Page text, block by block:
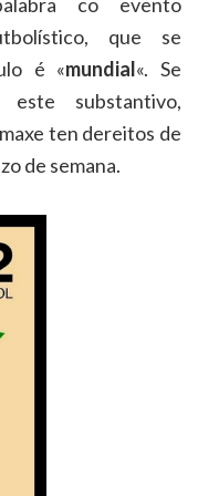
que se
é «mundial«. Se
substantivo,
ten dereitos de
de semana.